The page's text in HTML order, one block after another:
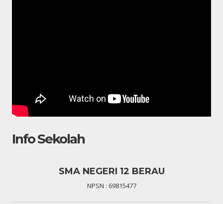
Info Sekolah
SMA NEGERI 12 BERAU
NPSN : 69815477